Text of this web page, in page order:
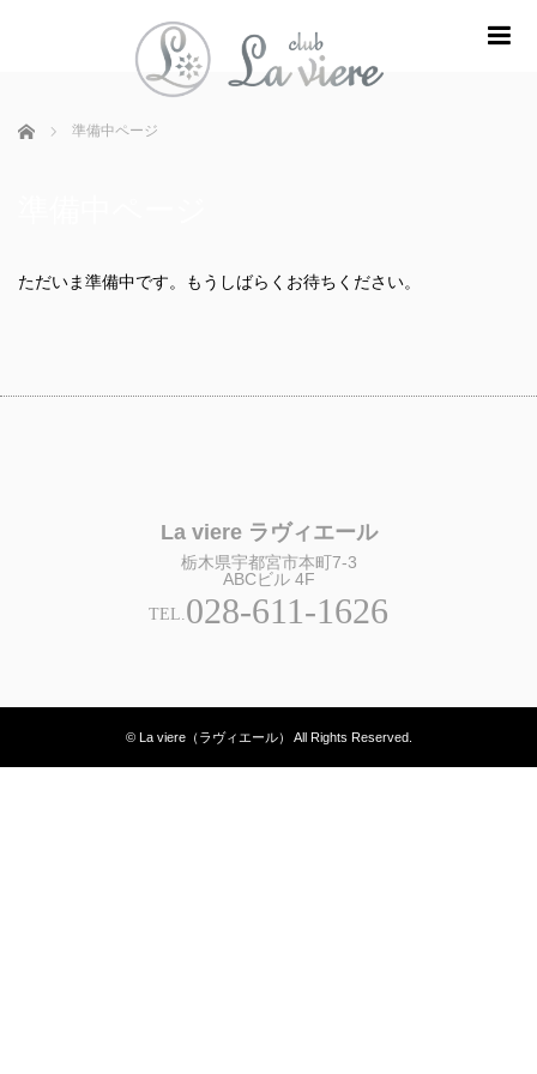
ホーム 準備中ページ
ただいま準備中です。もうしばらくお待ちください。
La viere ラヴィエール
栃木県宇都宮市本町7-3
ABCビル 4F
TEL.028-611-1626
© La viere（ラヴィエール） All Rights Reserved.